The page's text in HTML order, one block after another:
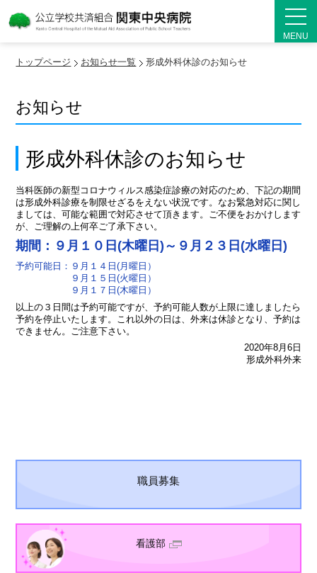
MENU
トップページ お知らせ一覧 形成外科休診のお知らせ
お知らせ
形成外科休診のお知らせ
当科医師の新型コロナウィルス感染症診療の対応のため、下記の期間
は形成外科診療を制限せざるをえない状況です。なお緊急対応に関し
ましては、可能な範囲で対応させて頂きます。ご不便をおかけします
が、ご理解の上何卒ご了承下さい。
期間：９月１０日(木曜日)～９月２３日(水曜日)
予約可能日：９月１４日(月曜日）
９月１５日(火曜日）
９月１７日(木曜日）
以上の３日間は予約可能ですが、予約可能人数が上限に達しましたら
予約を停止いたします。これ以外の日は、外来は休診となり、予約は
できません。ご注意下さい。
2020年8月6日
形成外科外来
職員募集
看護部